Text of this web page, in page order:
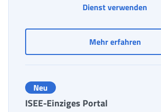
Dienst verwenden
Mehr erfahren
Neu
ISEE-Einziges Portal